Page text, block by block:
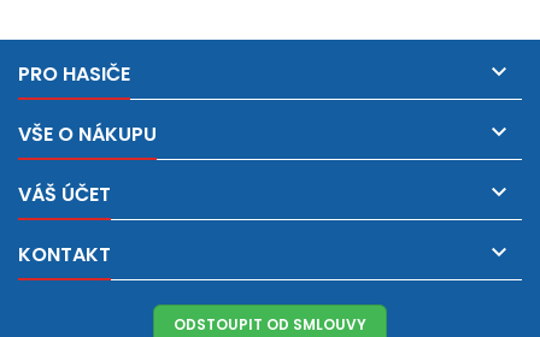
PRO HASIČE 
VŠE O NÁKUPU 
VÁŠ ÚČET 
KONTAKT 
ODSTOUPIT OD SMLOUVY